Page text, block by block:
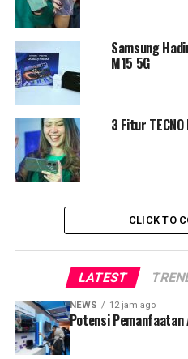
tooluntuk bantuan game
mobile, Game Space 2.0
menampilkan tata letak
pengoptimalan game yang
pengalaman
nubia Neo 2 5G yang
Rp2.999.000 ini juga memiliki
mendukung berbagai gaya
dengan kamera utama50MP
yang sangat jernih dan
efek bokeh, serta kamera
nya yang canggih membuat
dilakukan dengan mudah,
hari.
Samsung
M15 5G
3 Fitur
CLICK TO
LATEST
NEWS 12 jam ago
Potensi Pemanfaatan